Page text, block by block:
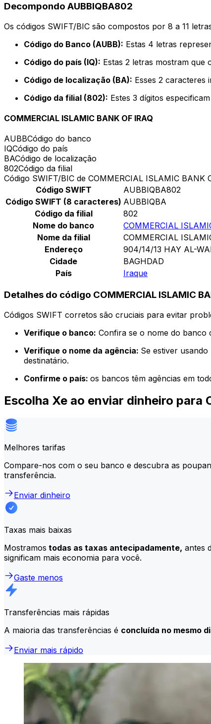
Decompondo AUBBIQBA802
Os códigos SWIFT/BIC são compostos por 8 a 11
Código do Banco (AUBB): Estas 4 letras
Código do país (IQ): Estas 2 letras mostram que
Código de localização (BA): Esses 2 caracteres
Código da filial (802): Estes 3 dígitos
COMMERCIAL ISLAMIC BANK OF IRAQ
AUBBCódigo do banco
IQCódigo do país
BACódigo de localização
802Código da filial
Código SWIFT/BIC de COMMERCIAL ISLAMIC BANK
Código SWIFT
AUBBIQBA802
Código SWIFT (8 caracteres) AUBBIQBA
Código da filial
802
Nome do banco
COMMERCIAL
Nome da filial
COMMERCIAL
Endereço
904/14/13 HAY AL-
Cidade
BAGHDAD
País
Iraque
Detalhes do código COMMERCIAL ISLAMIC
Códigos SWIFT corretos são cruciais para evitar
Verifique o banco: Confira se o nome do banco
Verifique o nome da agência: Se estiver
destinatário.
Confirme o país: os bancos têm agências em
Escolha Xe ao enviar dinheiro para
Melhores tarifas
Compare-nos com o seu banco e descubra as
transferência.
Enviar dinheiro
Taxas mais baixas
Mostramos todas as taxas antecipadamente, antes
significam mais economia para você.
Gaste menos
Transferências mais rápidas
A maioria das transferências é concluída no mesmo
Enviar mais rápido